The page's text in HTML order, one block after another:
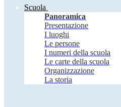
Scuola
Panoramica
Presentazione
I luoghi
Le persone
I numeri della scuola
Le carte della scuola
Organizzazione
La storia